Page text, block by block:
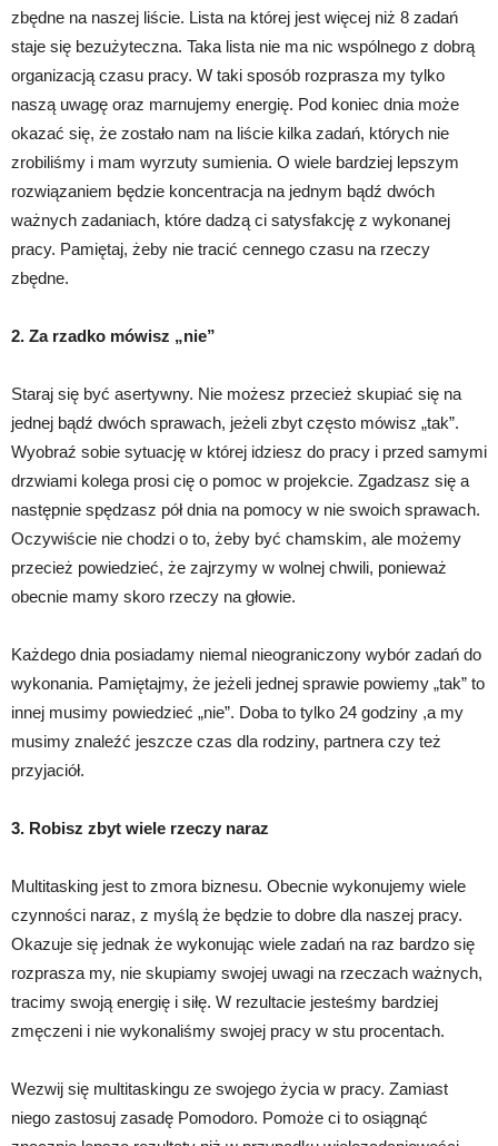
zbędne na naszej liście. Lista na której jest więcej niż 8 zadań
staje się bezużyteczna. Taka lista nie ma nic wspólnego z dobrą
organizacją czasu pracy. W taki sposób rozprasza my tylko
naszą uwagę oraz marnujemy energię. Pod koniec dnia może
okazać się, że zostało nam na liście kilka zadań, których nie
zrobiliśmy i mam wyrzuty sumienia. O wiele bardziej lepszym
rozwiązaniem będzie koncentracja na jednym bądź dwóch
ważnych zadaniach, które dadzą ci satysfakcję z wykonanej
pracy. Pamiętaj, żeby nie tracić cennego czasu na rzeczy
zbędne.
2. Za rzadko mówisz „nie”
Staraj się być asertywny. Nie możesz przecież skupiać się na
jednej bądź dwóch sprawach, jeżeli zbyt często mówisz „tak”.
Wyobraź sobie sytuację w której idziesz do pracy i przed samymi
drzwiami kolega prosi cię o pomoc w projekcie. Zgadzasz się a
następnie spędzasz pół dnia na pomocy w nie swoich sprawach.
Oczywiście nie chodzi o to, żeby być chamskim, ale możemy
przecież powiedzieć, że zajrzymy w wolnej chwili, ponieważ
obecnie mamy skoro rzeczy na głowie.
Każdego dnia posiadamy niemal nieograniczony wybór zadań do
wykonania. Pamiętajmy, że jeżeli jednej sprawie powiemy „tak” to
innej musimy powiedzieć „nie”. Doba to tylko 24 godziny ,a my
musimy znaleźć jeszcze czas dla rodziny, partnera czy też
przyjaciół.
3. Robisz zbyt wiele rzeczy naraz
Multitasking jest to zmora biznesu. Obecnie wykonujemy wiele
czynności naraz, z myślą że będzie to dobre dla naszej pracy.
Okazuje się jednak że wykonując wiele zadań na raz bardzo się
rozprasza my, nie skupiamy swojej uwagi na rzeczach ważnych,
tracimy swoją energię i siłę. W rezultacie jesteśmy bardziej
zmęczeni i nie wykonaliśmy swojej pracy w stu procentach.
Wezwij się multitaskingu ze swojego życia w pracy. Zamiast
niego zastosuj zasadę Pomodoro. Pomoże ci to osiągnąć